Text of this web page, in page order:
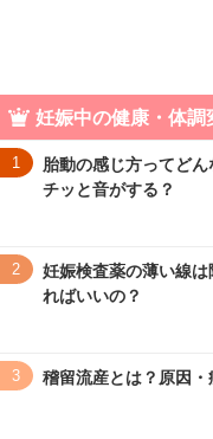
妊娠中の健康・体調
1
胎動の感じ方ってど
チッと音がする？
2
妊娠検査薬の薄い線
ればいいの？
3 稽留流産とは？原因